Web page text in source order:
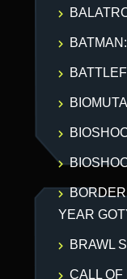
YEAR
BRAWL
CALL OF